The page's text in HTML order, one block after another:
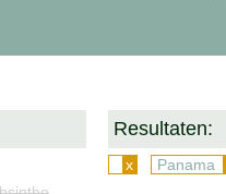
Resultaten:
x Panama